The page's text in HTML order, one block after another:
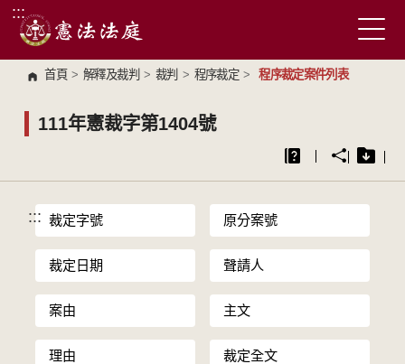
跳到主要內容區塊
:::
首頁 > 解釋及裁判 > 裁判 > 程序裁定 > 程序裁定案件列表
111年憲裁字第1404號
::: 裁定字號 原分案號
裁定日期 聲請人
案由 主文
理由 裁定全文